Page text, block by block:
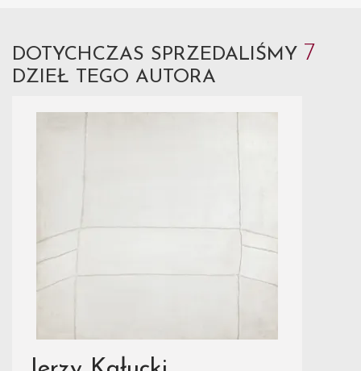
DOTYCHCZAS SPRZEDALIŚMY 7
DZIEŁ TEGO AUTORA